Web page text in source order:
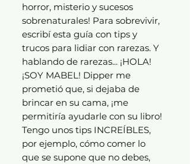
horror, misterio y sucesos
sobrenaturales! Para sobrevivir,
escribí esta guía con tips y
trucos para lidiar con rarezas. Y
hablando de rarezas... ¡HOLA!
¡SOY MABEL! Dipper me
prometió que, si dejaba de
brincar en su cama, ¡me
permitiría ayudarle con su libro!
Tengo unos tips INCREÍBLES,
por ejemplo, cómo comer lo
que se supone que no debes,